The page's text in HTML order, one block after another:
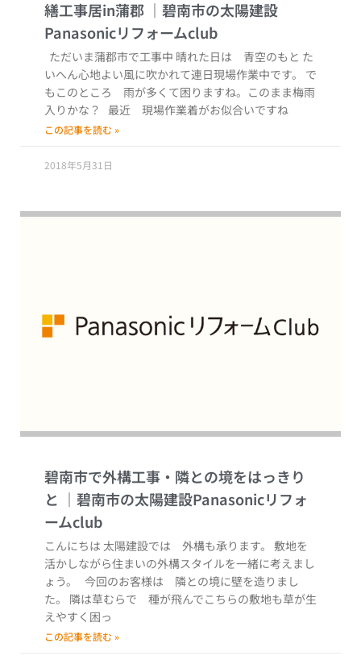
繕工事居in蒲郡
ただいま蒲郡市で工事中 晴れた日は 青空のもと た
いへん心地よい風に吹かれて連日現場作業中です。 で
もこのところ 雨が多くて困りますね。このまま梅雨
入りかな？ 最近 現場作業着がお似合いですね
この記事を読む »
2018年5月31日
碧南市で外構工事・隣との境をはっきり
と
こんにちは 太陽建設では 外構も承ります。 敷地を
活かしながら住まいの外構スタイルを一緒に考えまし
ょう。 今回のお客様は 隣との境に壁を造りまし
た。 隣は草むらで 種が飛んでこちらの敷地も草が生
えやすく困っ
この記事を読む »